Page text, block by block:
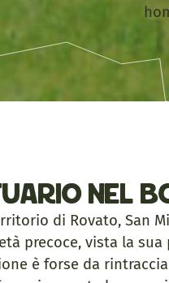
nel
di Rovato, San
precoce, vista la
è forse da